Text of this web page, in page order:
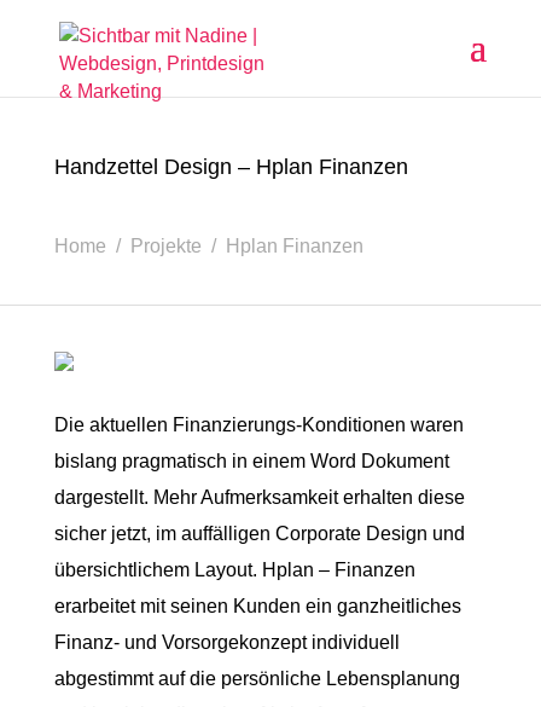
Handzettel Design – Hplan Finanzen
Home / Projekte / Hplan Finanzen
Die aktuellen Finanzierungs-Konditionen waren
bislang pragmatisch in einem Word Dokument
dargestellt. Mehr Aufmerksamkeit erhalten diese
sicher jetzt, im auffälligen Corporate Design und
übersichtlichem Layout. Hplan – Finanzen
erarbeitet mit seinen Kunden ein ganzheitliches
Finanz- und Vorsorgekonzept individuell
abgestimmt auf die persönliche Lebensplanung